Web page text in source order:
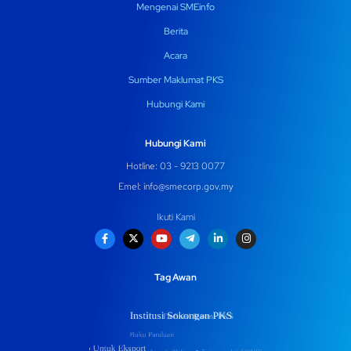
Mengenai SMEinfo
Berita
Acara
Sumber Maklumat PKS
Hubungi Kami
Hubungi Kami
Hotline: 03 - 9213 0077
Emel: info@smecorp.gov.my
Ikuti Kami
Tag Awan